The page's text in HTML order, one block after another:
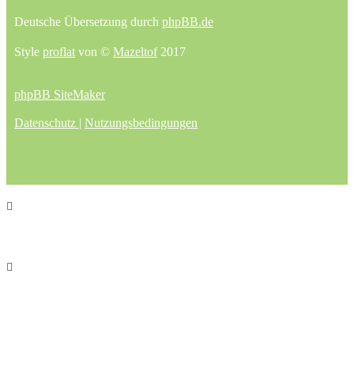
Deutsche Übersetzung durch phpBB.de
Style proflat von © Mazeltof2017
phpBB SiteMaker
Datenschutz | Nutzungsbedingungen